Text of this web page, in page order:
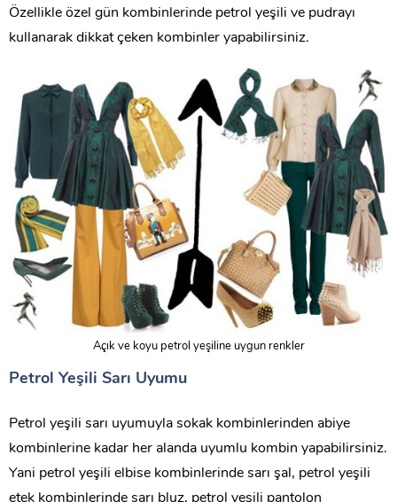
Özellikle özel gün kombinlerinde petrol yeşili ve pudrayı
kullanarak dikkat çeken kombinler yapabilirsiniz.
Açık ve koyu petrol yeşiline uygun renkler
Petrol Yeşili Sarı Uyumu
Petrol yeşili sarı uyumuyla sokak kombinlerinden abiye
kombinlerine kadar her alanda uyumlu kombin yapabilirsiniz.
Yani petrol yeşili elbise kombinlerinde sarı şal, petrol yeşili
etek kombinlerinde sarı bluz, petrol yeşili pantolon